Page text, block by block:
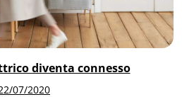
diventa connesso
07/2020